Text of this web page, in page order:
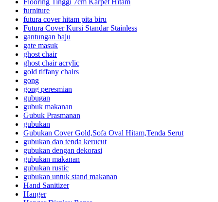
furniture
futura cover hitam pita biru
Futura Cover Kursi Standar Stainless
gantungan baju
gate masuk
ghost chair
ghost chair acrylic
gold tiffany chairs
gong
gong peresmian
gubugan
gubuk makanan
Gubuk Prasmanan
gubukan
Gubukan Cover Gold,Sofa Oval Hitam,Tenda Serut
gubukan dan tenda kerucut
gubukan dengan dekorasi
gubukan makanan
gubukan rustic
gubukan untuk stand makanan
Hand Sanitizer
Hanger